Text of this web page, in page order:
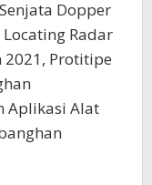
Dopper
Radar
Protitipe
Aplikasi Alat